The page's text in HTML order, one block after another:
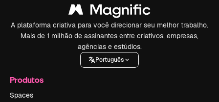
A plataforma criativa para você direcionar seu melhor trabalho.
Mais de 1 milhão de assinantes entre criativos, empresas,
agências e estúdios.
Português
Produtos
Spaces